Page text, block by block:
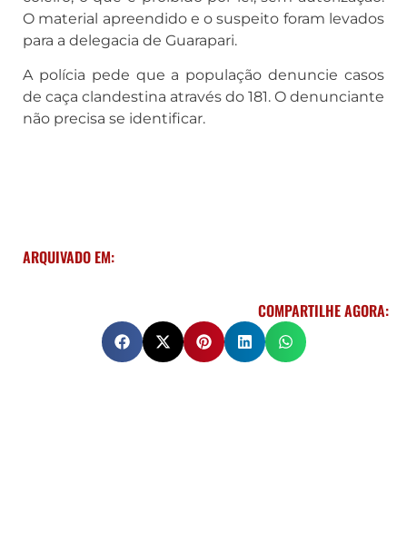
O material apreendido e o suspeito foram levados
para a delegacia de Guarapari.
A polícia pede que a população denuncie casos
de caça clandestina através do 181. O denunciante
não precisa se identificar.
ARQUIVADO EM:
COMPARTILHE AGORA: